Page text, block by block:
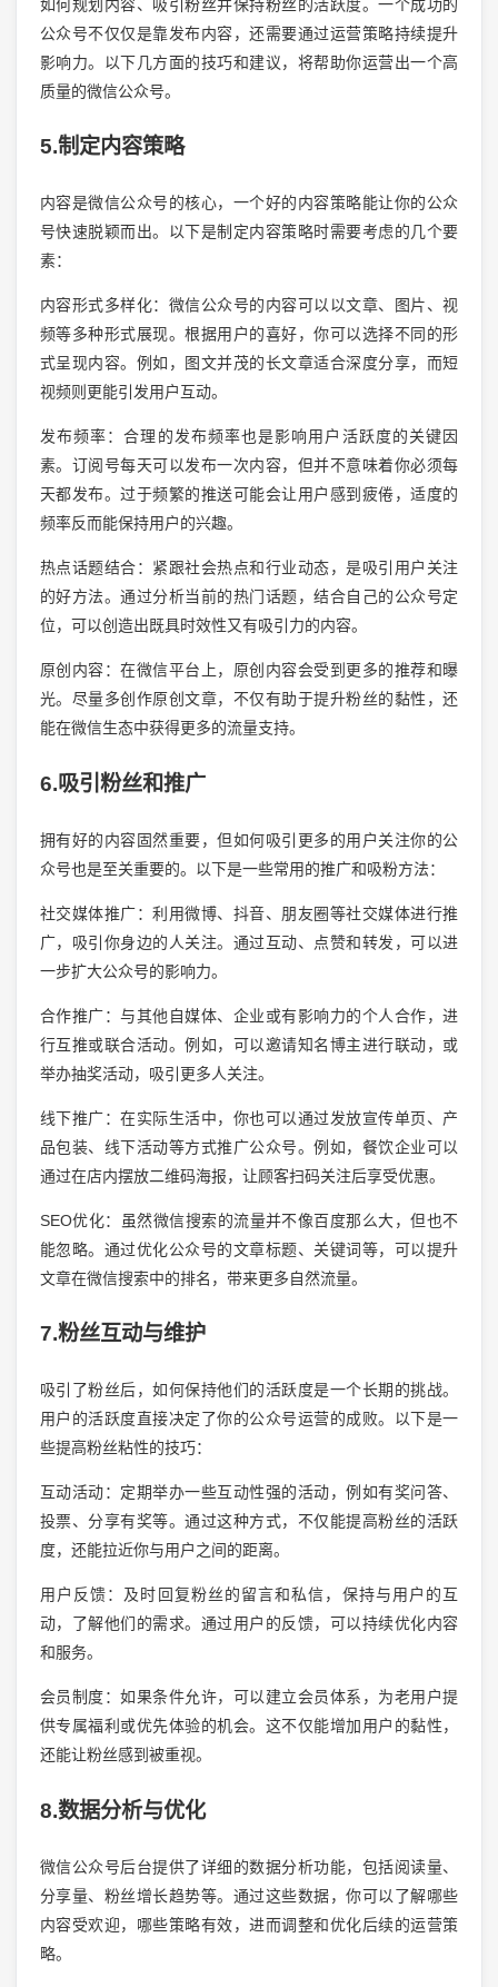
如何规划内容、吸引粉丝并保持粉丝的活跃度。一个成功的
公众号不仅仅是靠发布内容，还需要通过运营策略持续提升
影响力。以下几方面的技巧和建议，将帮助你运营出一个高
质量的微信公众号。
5.制定内容策略
内容是微信公众号的核心，一个好的内容策略能让你的公众
号快速脱颖而出。以下是制定内容策略时需要考虑的几个要
素：
内容形式多样化：微信公众号的内容可以以文章、图片、视
频等多种形式展现。根据用户的喜好，你可以选择不同的形
式呈现内容。例如，图文并茂的长文章适合深度分享，而短
视频则更能引发用户互动。
发布频率：合理的发布频率也是影响用户活跃度的关键因
素。订阅号每天可以发布一次内容，但并不意味着你必须每
天都发布。过于频繁的推送可能会让用户感到疲倦，适度的
频率反而能保持用户的兴趣。
热点话题结合：紧跟社会热点和行业动态，是吸引用户关注
的好方法。通过分析当前的热门话题，结合自己的公众号定
位，可以创造出既具时效性又有吸引力的内容。
原创内容：在微信平台上，原创内容会受到更多的推荐和曝
光。尽量多创作原创文章，不仅有助于提升粉丝的黏性，还
能在微信生态中获得更多的流量支持。
6.吸引粉丝和推广
拥有好的内容固然重要，但如何吸引更多的用户关注你的公
众号也是至关重要的。以下是一些常用的推广和吸粉方法：
社交媒体推广：利用微博、抖音、朋友圈等社交媒体进行推
广，吸引你身边的人关注。通过互动、点赞和转发，可以进
一步扩大公众号的影响力。
合作推广：与其他自媒体、企业或有影响力的个人合作，进
行互推或联合活动。例如，可以邀请知名博主进行联动，或
举办抽奖活动，吸引更多人关注。
线下推广：在实际生活中，你也可以通过发放宣传单页、产
品包装、线下活动等方式推广公众号。例如，餐饮企业可以
通过在店内摆放二维码海报，让顾客扫码关注后享受优惠。
SEO优化：虽然微信搜索的流量并不像百度那么大，但也不
能忽略。通过优化公众号的文章标题、关键词等，可以提升
文章在微信搜索中的排名，带来更多自然流量。
7.粉丝互动与维护
吸引了粉丝后，如何保持他们的活跃度是一个长期的挑战。
用户的活跃度直接决定了你的公众号运营的成败。以下是一
些提高粉丝粘性的技巧：
互动活动：定期举办一些互动性强的活动，例如有奖问答、
投票、分享有奖等。通过这种方式，不仅能提高粉丝的活跃
度，还能拉近你与用户之间的距离。
用户反馈：及时回复粉丝的留言和私信，保持与用户的互
动，了解他们的需求。通过用户的反馈，可以持续优化内容
和服务。
会员制度：如果条件允许，可以建立会员体系，为老用户提
供专属福利或优先体验的机会。这不仅能增加用户的黏性，
还能让粉丝感到被重视。
8.数据分析与优化
微信公众号后台提供了详细的数据分析功能，包括阅读量、
分享量、粉丝增长趋势等。通过这些数据，你可以了解哪些
内容受欢迎，哪些策略有效，进而调整和优化后续的运营策
略。